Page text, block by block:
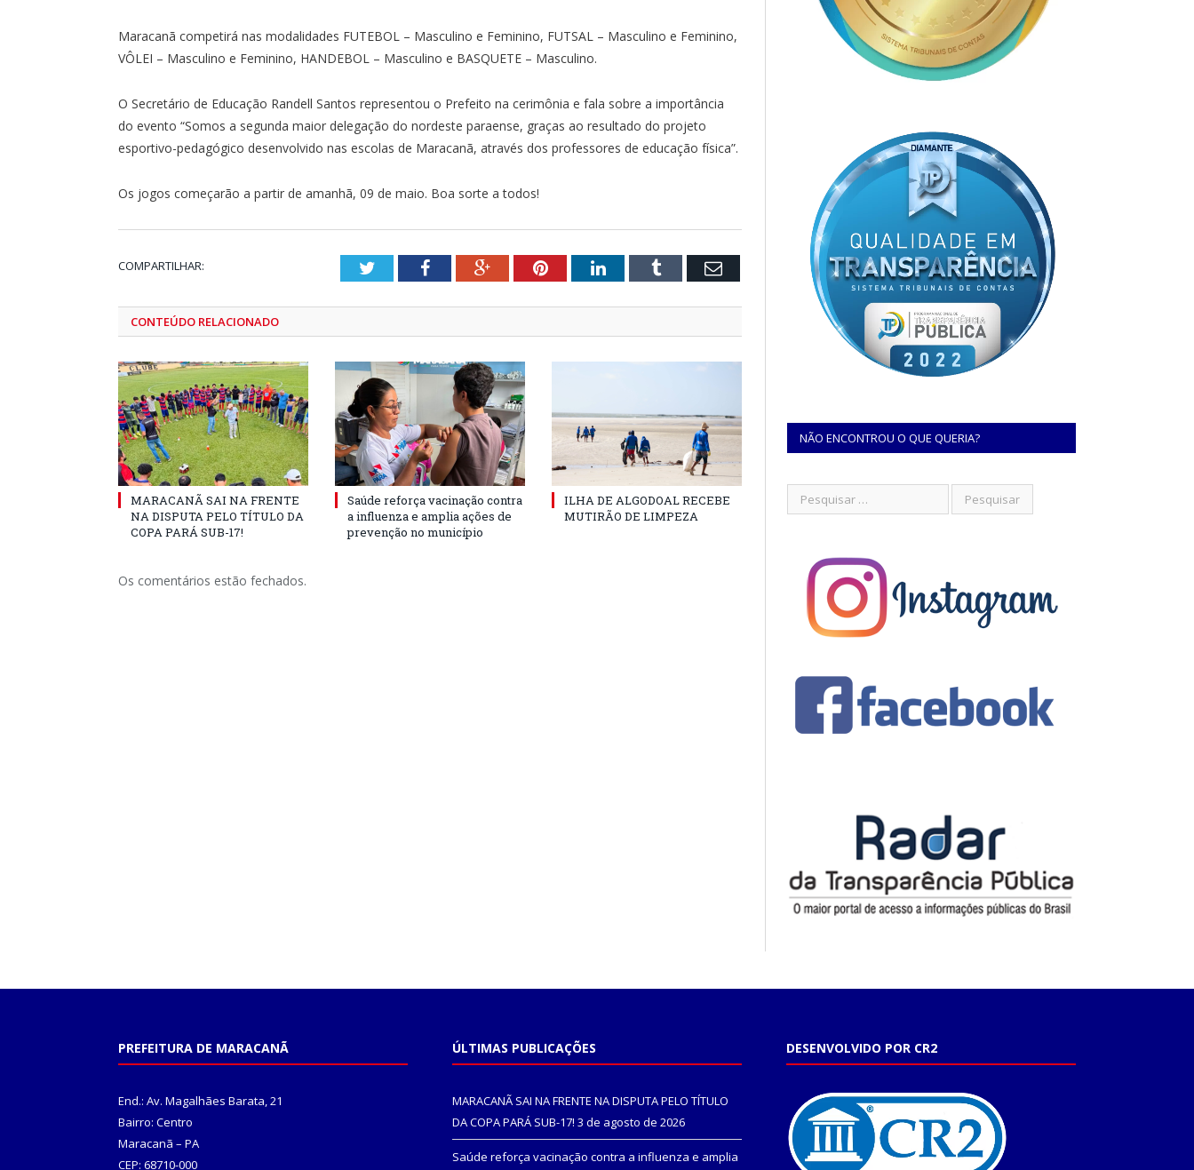
Maracanã competirá nas modalidades FUTEBOL – Masculino e Feminino, FUTSAL – Masculino e Feminino,
VÔLEI – Masculino e Feminino, HANDEBOL – Masculino e BASQUETE – Masculino.
O Secretário de Educação Randell Santos representou o Prefeito na cerimônia e fala sobre a importância
do evento “Somos a segunda maior delegação do nordeste paraense, graças ao resultado do projeto
esportivo-pedagógico desenvolvido nas escolas de Maracanã, através dos professores de educação física”.
Os jogos começarão a partir de amanhã, 09 de maio. Boa sorte a todos!
COMPARTILHAR: TwitterFacebookGoogle+PinterestLinkedInTumblr Email
CONTEÚDO RELACIONADO
MARACANÃ SAI NA FRENTE
NA DISPUTA PELO TÍTULO DA
COPA PARÁ SUB-17!
Saúde reforça vacinação contra
a influenza e amplia ações de
prevenção no município
ILHA DE ALGODOAL RECEBE
MUTIRÃO DE LIMPEZA
Os comentários estão fechados.
NÃO ENCONTROU O QUE QUERIA?
PREFEITURA DE MARACANÃ
End.: Av. Magalhães Barata, 21
Bairro: Centro
Maracanã – PA
CEP: 68710-000
ÚLTIMAS PUBLICAÇÕES
MARACANÃ SAI NA FRENTE NA DISPUTA PELO TÍTULO
DA COPA PARÁ SUB-17! 3 de agosto de 2026
Saúde reforça vacinação contra a influenza e amplia
DESENVOLVIDO POR CR2